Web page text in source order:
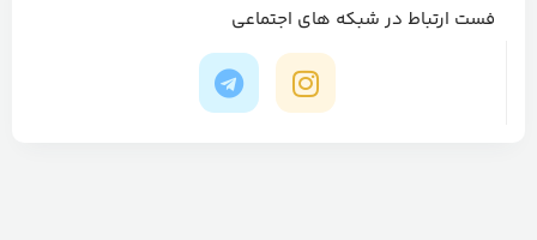
فست ارتباط در شبکه های اجتماعی